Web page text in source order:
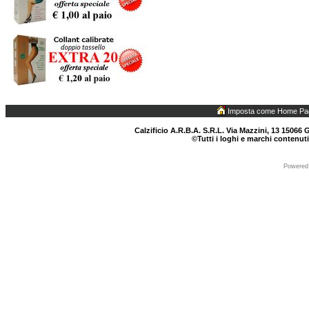
Imposta come Home
Calzificio A.R.B.A. S.R.L. Via Mazzini, 13 15066
©Tutti i loghi e marchi